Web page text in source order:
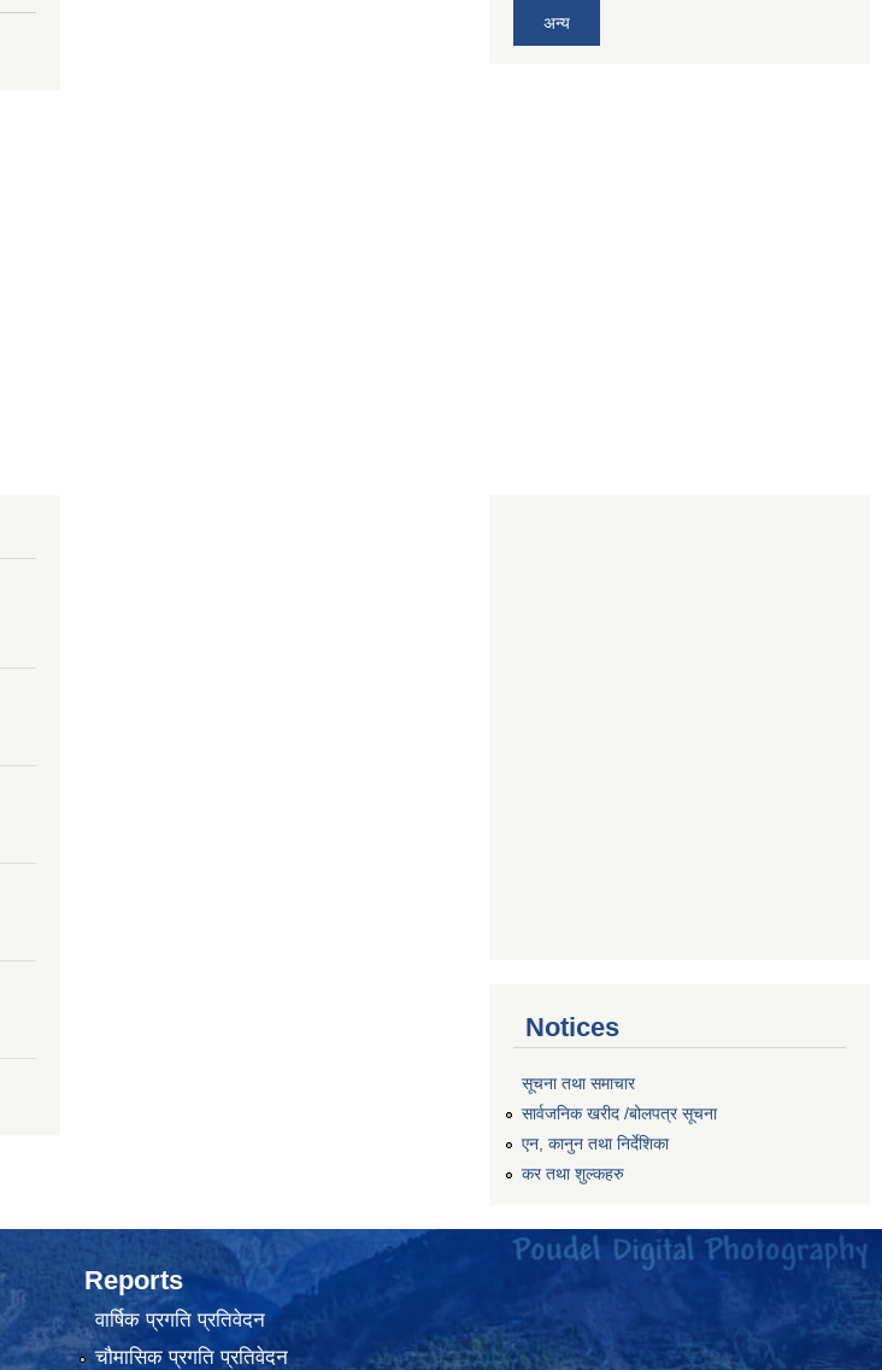
अन्य
Notices
सूचना तथा समाचार
सार्वजनिक खरीद /बोलपत्र सूचना
एन, कानुन तथा निर्देशिका
कर तथा शुल्कहरु
Reports
वार्षिक प्रगति प्रतिवेदन
चौमासिक प्रगति प्रतिवेदन